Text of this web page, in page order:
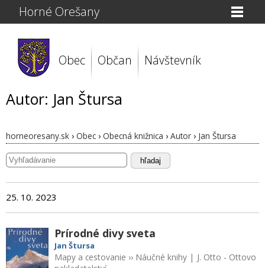
Horné Orešany
Obec Občan Návštevník
Autor: Jan Štursa
horneoresany.sk › Obec › Obecná knižnica › Autor › Jan Štursa
hľadaj
25. 10. 2023
Prírodné divy sveta
Jan Štursa
Mapy a cestovanie ›› Náučné knihy | J. Otto - Ottovo